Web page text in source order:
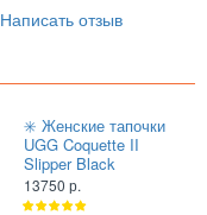
Написать отзыв
✳️ Женские тапочки
UGG Coquette II
Slipper Black
13750 р.